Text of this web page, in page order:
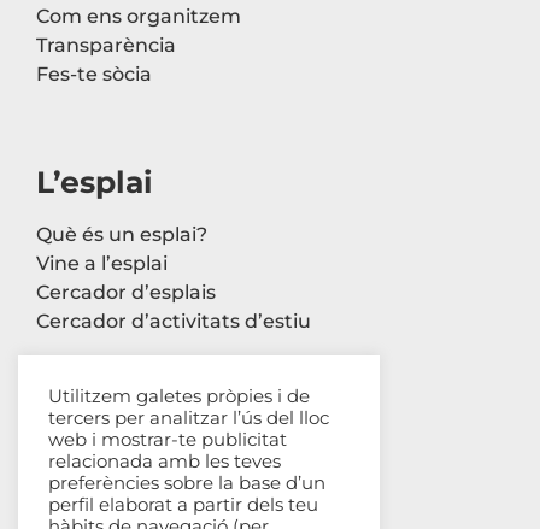
Com ens organitzem
Transparència
Fes-te sòcia
L’esplai
Què és un esplai?
Vine a l’esplai
Cercador d’esplais
Cercador d’activitats d’estiu
Contacte
Carrer Avinyó, 44 2n
08002 Barcelona
Utilitzem galetes pròpies i de
tercers per analitzar l’ús del lloc
web i mostrar-te publicitat
relacionada amb les teves
preferències sobre la base d’un
perfil elaborat a partir dels teu